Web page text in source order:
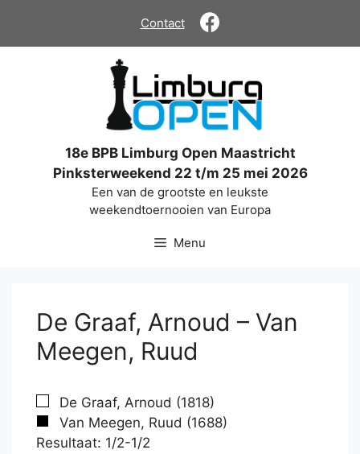
de
Contact
18e BPB Limburg Open Maastricht
Pinksterweekend 22 t/m 25 mei 2026
Een van de grootste en leukste
weekendtoernooien van Europa
Menu
De Graaf, Arnoud – Van
Meegen, Ruud
De Graaf, Arnoud (1818)
Van Meegen, Ruud (1688)
Resultaat: 1/2-1/2